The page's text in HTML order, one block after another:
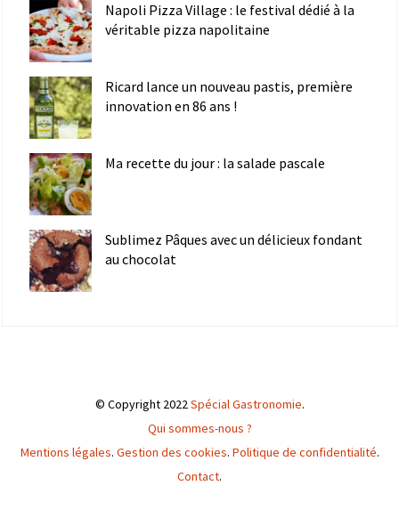
Napoli Pizza Village : le festival dédié à la
véritable pizza napolitaine
Ricard lance un nouveau pastis, première
innovation en 86 ans !
Ma recette du jour : la salade pascale
Sublimez Pâques avec un délicieux fondant
au chocolat
© Copyright 2022Spécial Gastronomie.
Qui sommes-nous ?
Mentions légales. Gestion des cookies. Politique de confidentialité.
Contact.